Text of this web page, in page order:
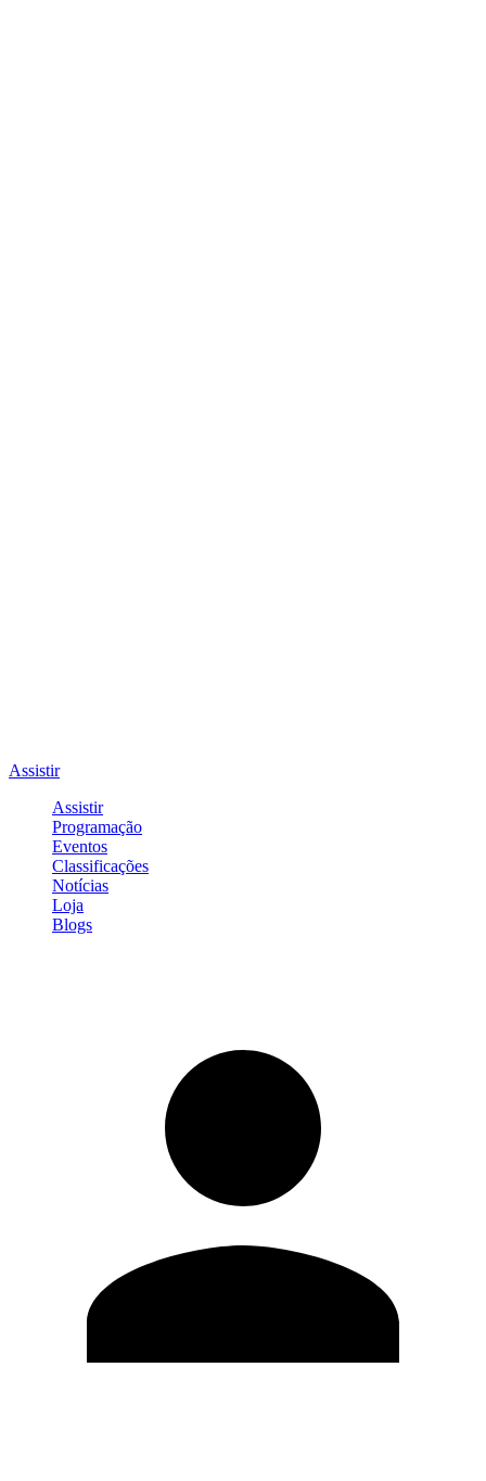
Assistir
Assistir
Programação
Eventos
Classificações
Notícias
Loja
Blogs